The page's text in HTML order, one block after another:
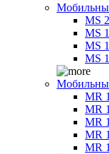
MS
MS
MS
MS
MR
MR
MR
MR
MR